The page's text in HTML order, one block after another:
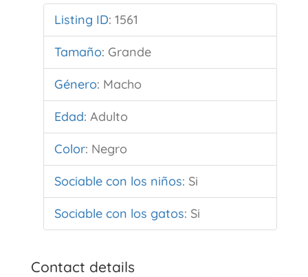
Listing ID: 1561
Tamaño: Grande
Género: Macho
Edad: Adulto
Color: Negro
Sociable con los niños: Si
Sociable con los gatos: Si
Contact details